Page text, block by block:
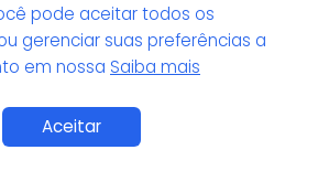
com odor impregnado?
pode aceitar todos os
gerenciar suas preferências a
em nossa Saiba mais
AceitarSaiba Mais